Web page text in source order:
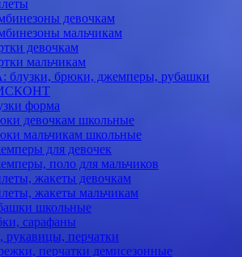
девочкам
мальчикам
девочкам
мальчикам
брюки, джемперы, рубашки
форма
девочкам школьные
мальчикам школьные
для девочек
поло для мальчиков
жакеты девочкам
жакеты мальчикам
школьные
сарафаны
рукавицы, перчатки
перчатки демисезонные